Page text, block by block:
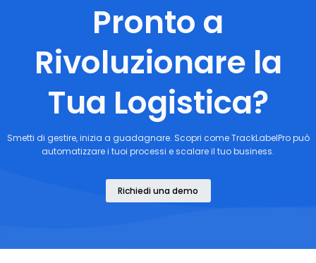
Pronto a
Rivoluzionare la
Tua Logistica?
Smetti di gestire, inizia a guadagnare. Scopri come TrackLabelPro può
automatizzare i tuoi processi e scalare il tuo business.
Richiedi una demo